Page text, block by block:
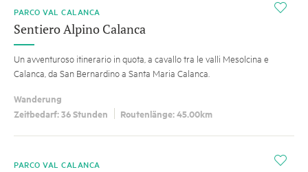
i
PARCO VAL CALANCA
Sentiero Alpino Calanca
Un avventuroso itinerario in quota, a cavallo tra le valli Mesolcina e
Calanca, da San Bernardino a Santa Maria Calanca.
Wanderung
Zeitbedarf: 36 Stunden
Routenlänge: 45.00km
i
PARCO VAL CALANCA